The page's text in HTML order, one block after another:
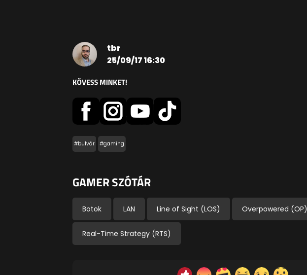
tbr
25/09/17 16:30
KÖVESS MINKET!
#bulvár #gaming
GAMER SZÓTÁR
Botok LAN Line of Sight (LOS) Overpowered (OP)
Real-Time Strategy (RTS)